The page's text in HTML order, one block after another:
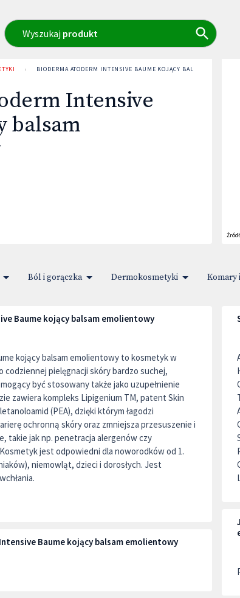
Wyszukaj produkt
› BIODERMA ATODERM INTENSIVE BAUME KOJĄCY BALSAM
Intensive
balsam
Ból i gorączka Dermokosmetyki Komary
Baume kojący balsam emolientowy
kojący balsam emolientowy to kosmetyk w
codziennej pielęgnacji skóry bardzo suchej,
być stosowany także jako uzupełnienie
zawiera kompleks Lipigenium TM, patent Skin
(PEA), dzięki którym łagodzi
ochronną skóry oraz zmniejsza przesuszenie i
takie jak np. penetracja alergenów czy
jest odpowiedni dla noworodków od 1.
niemowląt, dzieci i dorosłych. Jest
Baume kojący balsam emolientowy